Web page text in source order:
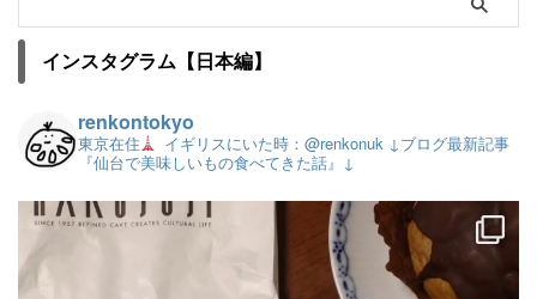
インスタグラム【日本編】
renkontokyo
東京在住 イギリスにいた時：@renkonuk ↓ブログ最新記事
『仙台で美味しいもの食べてきた話』↓